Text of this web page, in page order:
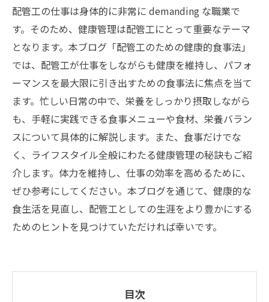
配管工の仕事は身体的に非常に demanding な職業で
す。そのため、健康管理は配管工にとって重要なテーマ
となります。本ブログ「配管工のための健康的食事法」
では、配管工が仕事をしながらも健康を維持し、パフォ
ーマンスを最大限に引き出すための食事法に焦点を当て
ます。忙しい日常の中で、栄養をしっかり摂取しながら
も、手軽に実践できる食事メニューや食材、栄養バラン
スについて具体的に解説します。また、食事だけでな
く、ライフスタイル全般にわたる健康管理の秘訣もご紹
介します。体力を維持し、仕事の効率を高めるために、
ぜひ参考にしてください。本ブログを通じて、健康的な
食生活を見直し、配管工としての生涯をより豊かにする
ためのヒントを見つけていただければ幸いです。
目次